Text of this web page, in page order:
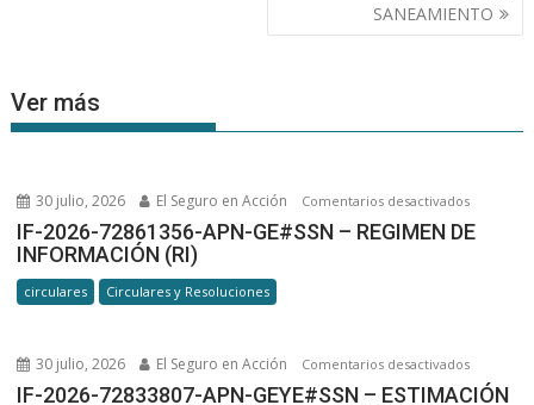
SANEAMIENTO
Ver más
30 julio, 2026 El Seguro en Acción Comentarios desactivadosen
IF-
DE
IF-2026-72861356-APN-GE#SSN – REGIMEN DE
INFORMACIÓN (RI)
circulares Circulares y Resoluciones
30 julio, 2026 El Seguro en Acción Comentarios desactivadosen
IF-
IF-2026-72833807-APN-GEYE#SSN – ESTIMACIÓN